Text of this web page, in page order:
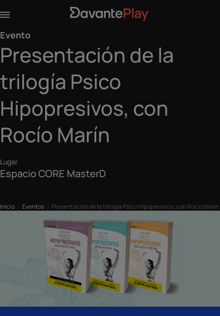
Evento
Presentación de la
trilogía Psico
Hipopresivos, con
Rocío Marín
Lugar
Espacio CORE MasterD
Inicio Eventos Presentación de la trilogía Psico Hipopresivos, con Rocío Marín